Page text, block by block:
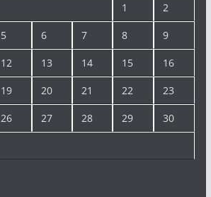
1 2
5 6 7 8 9
12 13 14 15 16
19 20 21 22 23
26 27 28 29 30